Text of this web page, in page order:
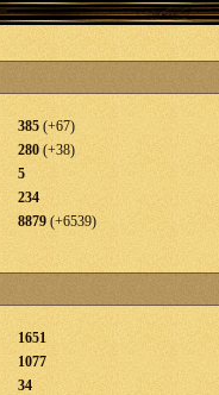
385 (+67)
280 (+38)
5
234
8879 (+6539)
1651
1077
34